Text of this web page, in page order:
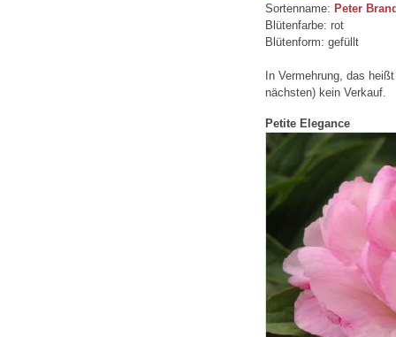
Sortenname: Peter
Blütenfarbe: rot
Blütenform: gefüllt
In Vermehrung, das
nächsten) kein Verkauf.
Petite Elegance